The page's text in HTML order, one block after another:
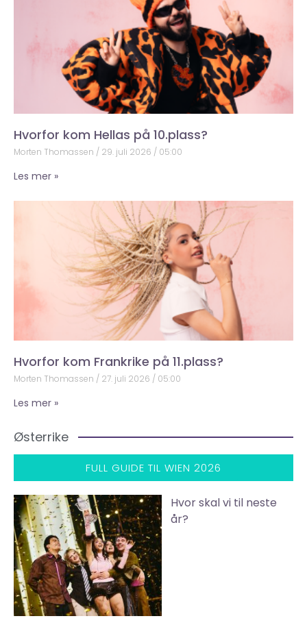
Hvorfor kom Hellas på 10.plass?
Morten Thomassen 29. juli 2026 05:00
Les mer »
Hvorfor kom Frankrike på 11.plass?
Morten Thomassen 27. juli 2026 05:00
Les mer »
Østerrike
FULL GUIDE TIL WIEN 2026
Hvor skal vi til neste
år?